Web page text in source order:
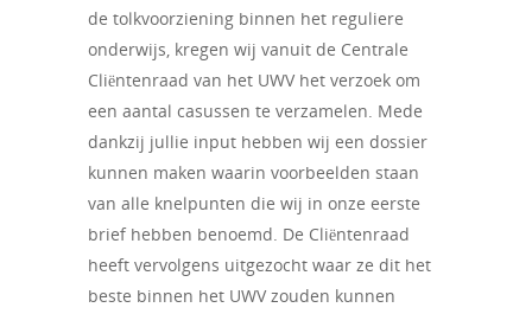
de tolkvoorziening binnen het reguliere
onderwijs, kregen wij vanuit de Centrale
Cliëntenraad van het UWV het verzoek om
een aantal casussen te verzamelen. Mede
dankzij jullie input hebben wij een dossier
kunnen maken waarin voorbeelden staan
van alle knelpunten die wij in onze eerste
brief hebben benoemd. De Cliëntenraad
heeft vervolgens uitgezocht waar ze dit het
beste binnen het UWV zouden kunnen